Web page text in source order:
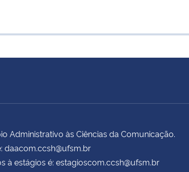
Administrativo às Ciências da Comunicação.
daacom.ccsh@ufsm.br
à estágios é: estagioscom.ccsh@ufsm.br